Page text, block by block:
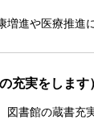
進や医療推進
充実をします
書館の蔵書充